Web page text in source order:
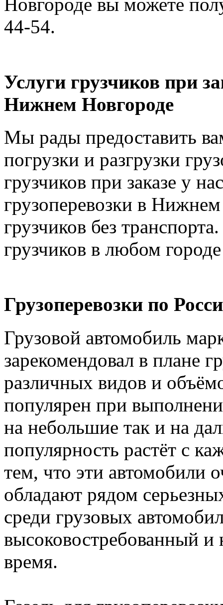
44-54.
Услуги грузчиков при
Нижнем Новгороде
Мы рады предоставить
погрузки и разгрузки
грузчиков при заказе у
грузоперевозки в
грузчиков без
грузчиков в любом
Грузоперевозки по
Грузовой автомобиль
зарекомендовал в плане
различных видов и
популярен при
на небольшие так и на
популярность растёт с
тем, что эти автомобили
обладают рядом
среди грузовых
высоковостребованный и
время.